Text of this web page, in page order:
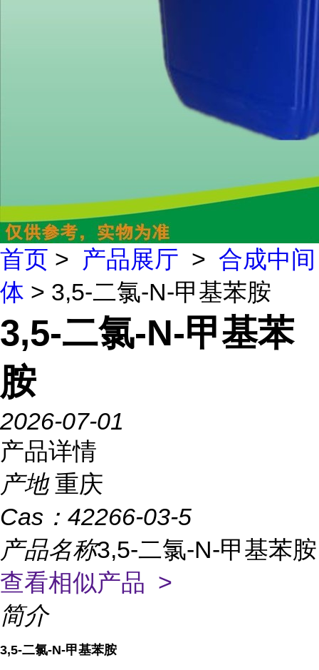
首页 > 产品展厅 > 合成中间
体 > 3,5-二氯-N-甲基苯胺
3,5-二氯-N-甲基苯
胺
2026-07-01
产品详情
产地 重庆
Cas： 42266-03-5
产品名称3,5-二氯-N-甲基苯胺
查看相似产品 >
简介
3,5-二氯-N-甲基苯胺